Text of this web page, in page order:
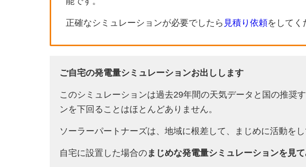
正確なシミュレーションが必要でしたら 見積り依頼をしてく
ご自宅の発電量シミュレーションお出しします
このシミュレーションは過去29年間の天気データと国の推奨
ンを下回ることはほとんどありません。
ソーラーパートナーズは、地域に根差して、まじめに活動を
自宅に設置した場合のまじめな発電量シミュレーションを見